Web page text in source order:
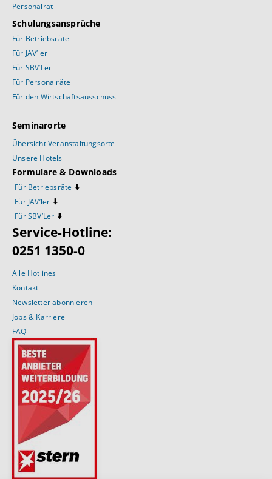
Personalrat
Schulungsansprüche
Für Betriebsräte
Für JAV’ler
Für SBV’Ler
Für Personalräte
Für den Wirtschaftsausschuss
Seminarorte
Übersicht Veranstaltungsorte
Unsere Hotels
Formulare & Downloads
Für Betriebsräte ⬇️
Für JAV’ler ⬇️
Für SBV’Ler ⬇️
Service-Hotline:
0251 1350-0
Alle Hotlines
Kontakt
Newsletter abonnieren
Jobs & Karriere
FAQ